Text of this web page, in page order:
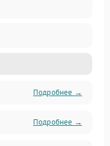
Подробнее →
Подробнее →